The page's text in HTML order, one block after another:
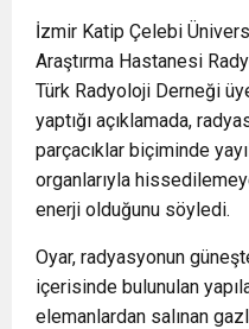
İzmir Katip Çelebi
Araştırma Hastanesi
Türk Radyoloji Derneği
yaptığı açıklamada,
parçacıklar biçiminde
organlarıyla
enerji olduğunu söyledi.
Oyar, radyasyonun
içerisinde bulunulan
elemanlardan salınan